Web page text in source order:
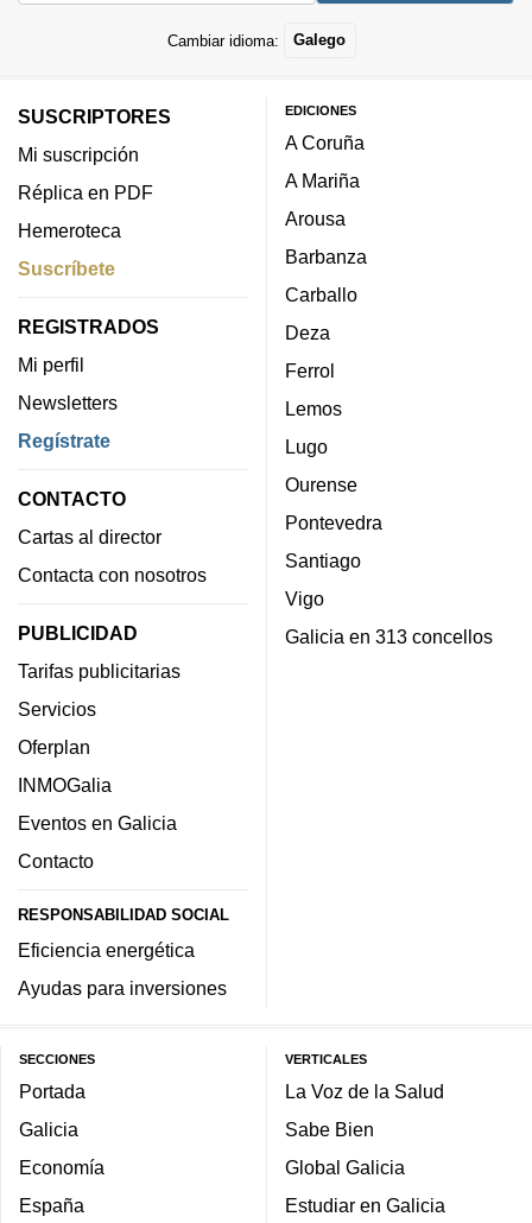
Cambiar idioma: Galego
SUSCRIPTORES
Mi suscripción
Réplica en PDF
Hemeroteca
Suscríbete
REGISTRADOS
Mi perfil
Newsletters
Regístrate
CONTACTO
Cartas al director
Contacta con nosotros
PUBLICIDAD
Tarifas publicitarias
Servicios
Oferplan
INMOGalia
Eventos en Galicia
Contacto
RESPONSABILIDAD SOCIAL
Eficiencia energética
Ayudas para inversiones
EDICIONES
A Coruña
A Mariña
Arousa
Barbanza
Carballo
Deza
Ferrol
Lemos
Lugo
Ourense
Pontevedra
Santiago
Vigo
Galicia en 313 concellos
SECCIONES
Portada
Galicia
Economía
España
VERTICALES
La Voz de la Salud
Sabe Bien
Global Galicia
Estudiar en Galicia